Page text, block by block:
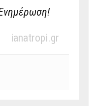
ianatropi.gr